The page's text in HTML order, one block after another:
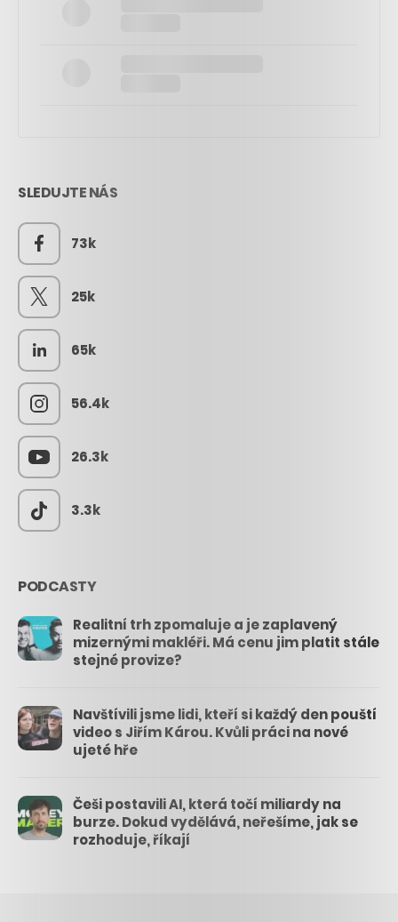
SLEDUJTE NÁS
73k
25k
65k
56.4k
26.3k
3.3k
PODCASTY
Realitní trh zpomaluje a je zaplavený
mizernými makléři. Má cenu jim platit stále
stejné provize?
Navštívili jsme lidi, kteří si každý den pouští
video s Jiřím Károu. Kvůli práci na nové
ujeté hře
Češi postavili AI, která točí miliardy na
burze. Dokud vydělává, neřešíme, jak se
rozhoduje, říkají